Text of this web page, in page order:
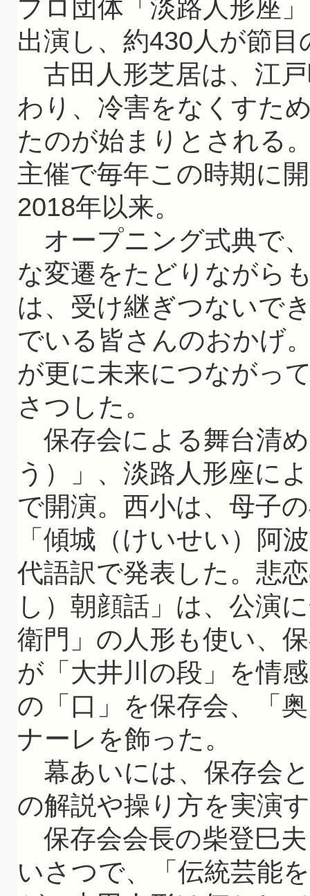
プロ団体「淡路人形座
出演し、約430人が節
古田人形芝居は、江
わり、冷害をなくすた
たのが始まりとされる
主催で毎年この時期に
2018年以来。
オープニング式典で
な変遷をたどりながら
は、受け継ぎつないで
でいる皆さんのおかげ
が更に未来につながっ
さつした。
保存会による舞台清
う）」、淡路人形座に
で開演。西小は、母子
「傾城（けいせい）
代語訳で発表した。悲
し）朝顔話」は、公演
衛門」の人形も使い、
が「大井川の段」を情
の「口」を保存会、「
ナーレを飾った。
幕あいには、保存会
の解説や操り方を実演
保存会会長の柴登巳
いさつで、「伝統芸能